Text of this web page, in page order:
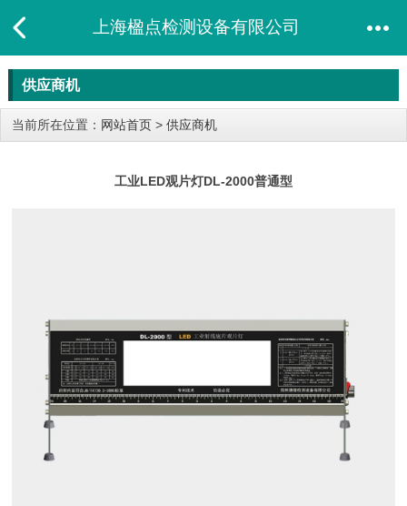
上海楹点检测设备有限公司
供应商机
当前所在位置： 网站首页 > 供应商机
工业LED观片灯DL-2000普通型